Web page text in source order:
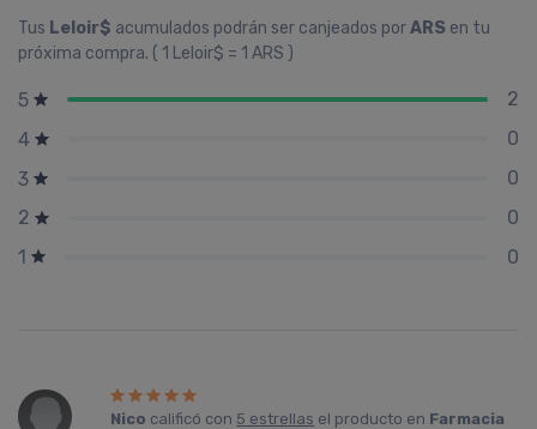
Tus Leloir$ acumulados podrán ser canjeados porARS en tu
próxima compra. ( 1 Leloir$ = 1 ARS )
5
2
4
0
3
0
2
0
1
0
Nico calificó con 5 estrellas el producto en Farmacia